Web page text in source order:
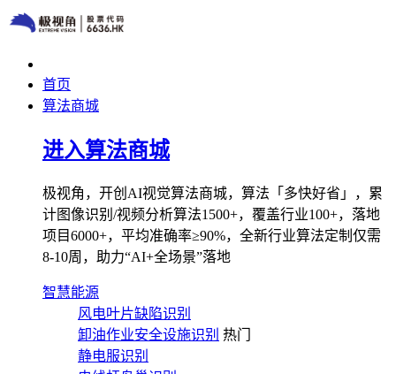
首页
算法商城
进入算法商城
极视角，开创AI视觉算法商城，算法「多快好省」，累
计图像识别/视频分析算法1500+，覆盖行业100+，落地
项目6000+，平均准确率≥90%，全新行业算法定制仅需
8-10周，助力“AI+全场景”落地
智慧能源
风电叶片缺陷识别
卸油作业安全设施识别 热门
静电服识别